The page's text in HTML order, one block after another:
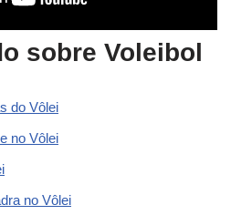
sobre Voleibol
do Vôlei
no Vôlei
no Vôlei